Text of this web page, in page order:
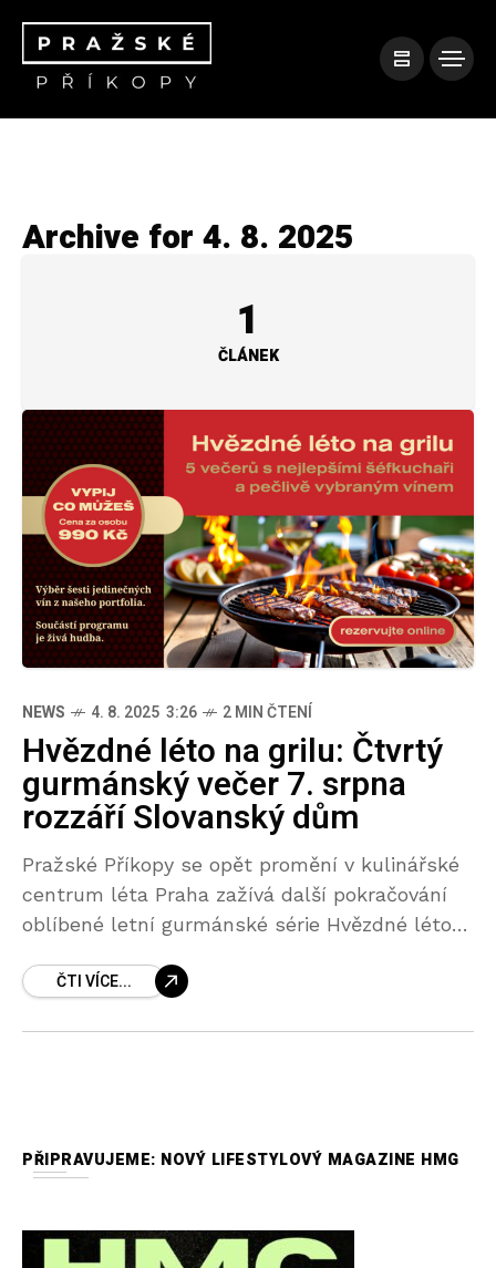
Archive for 4. 8. 2025
1
ČLÁNEK
NEWS 4. 8. 2025 3:26 2 MIN ČTENÍ
Hvězdné léto na grilu: Čtvrtý
gurmánský večer 7. srpna
rozzáří Slovanský dům
Pražské Příkopy se opět promění v kulinářské
centrum léta Praha zažívá další pokračování
oblíbené letní gurmánské série Hvězdné léto
pátého ročníku. HQ
ČTI VÍCE...
PŘIPRAVUJEME: NOVÝ LIFESTYLOVÝ MAGAZINE HMG